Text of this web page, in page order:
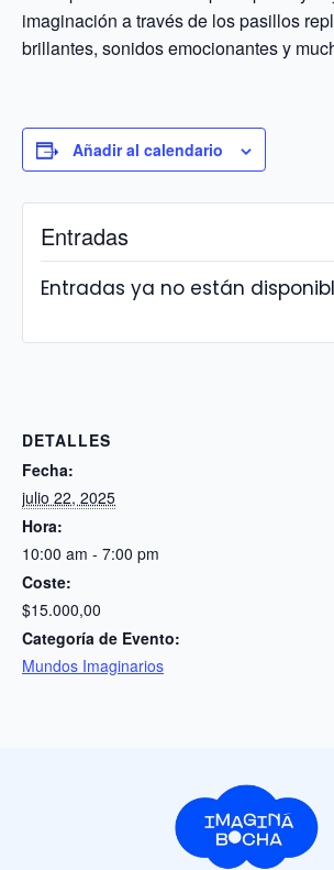
imaginación a través de los pasillos
brillantes, sonidos emocionantes y
Añadir al calendario
DETALLES
Fecha:
julio 22, 2025
Hora:
10:00 am - 7:00 pm
Coste:
$15.000,00
Categoría de Evento:
Mundos Imaginarios
Entradas
Entradas ya no están